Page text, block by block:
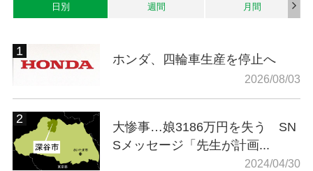
日別 週間 月間
ホンダ、四輪車生産を停止へ
2026/08/03
大惨事…娘3186万円を失う SN
Sメッセージ「先生が計画...
2024/04/30